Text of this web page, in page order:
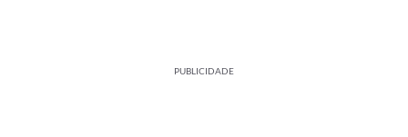
PUBLICIDADE